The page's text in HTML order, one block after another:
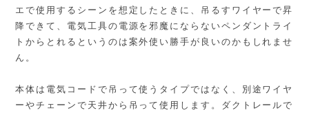
エで使用するシーンを想定したときに、吊るすワイヤーで昇
降できて、電気工具の電源を邪魔にならないペンダントライ
トからとれるというのは案外使い勝手が良いのかもしれませ
ん。
本体は電気コードで吊って使うタイプではなく、別途ワイヤ
ーやチェーンで天井から吊って使用します。ダクトレールで